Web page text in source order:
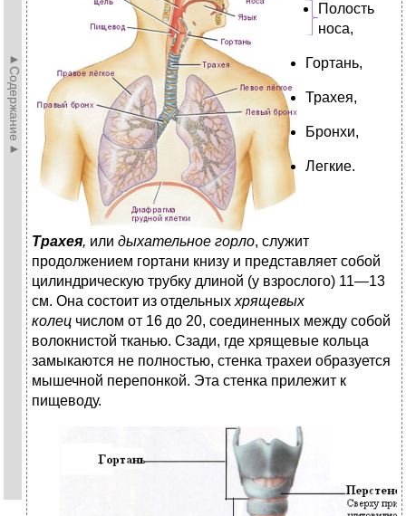
►Содержание►
Полость
носа,
Гортань,
Трахея,
Бронхи,
Легкие.
Трахея, или дыхательное горло, служит
продолжением гортани книзу и представляет собой
цилиндрическую трубку длиной (у взрослого) 11—13
см. Она состоит из отдельных хрящевых
колец числом от 16 до 20, соединенных между собой
волокнистой тканью. Сзади, где хрящевые кольца
замыкаются не полностью, стенка трахеи образуется
мышечной перепонкой. Эта стенка прилежит к
пищеводу.